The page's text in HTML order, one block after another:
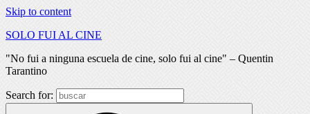
Skip to content
SOLO FUI AL CINE
"No fui a ninguna escuela de cine, solo fui al cine" – Quentin
Tarantino
Search for: